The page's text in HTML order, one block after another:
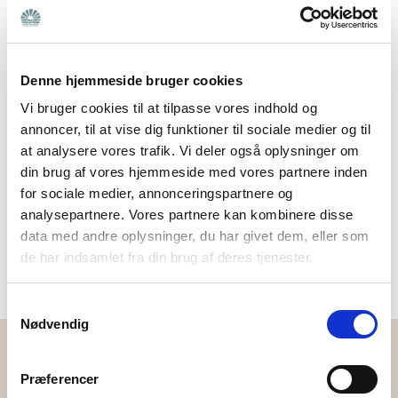
Denne hjemmeside bruger cookies
Vi bruger cookies til at tilpasse vores indhold og
annoncer, til at vise dig funktioner til sociale medier og til
at analysere vores trafik. Vi deler også oplysninger om
din brug af vores hjemmeside med vores partnere inden
for sociale medier, annonceringspartnere og
analysepartnere. Vores partnere kan kombinere disse
data med andre oplysninger, du har givet dem, eller som
de har indsamlet fra din brug af deres tjenester.
Nødvendig
Præferencer
Søg
Vælg by
Der er desværre ingen arrangementer, der
matcher dine valg. Prøv gerne at vælge en
region.
Støt nu